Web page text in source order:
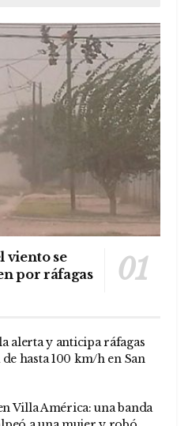
viento se
por ráfagas
alerta y anticipa ráfagas
hasta 100 km/h en San
Villa América: una banda